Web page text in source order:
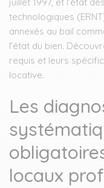
technologiques
annexés au bail
l’état du bien.
requis et leurs
locative.
Les
locaux